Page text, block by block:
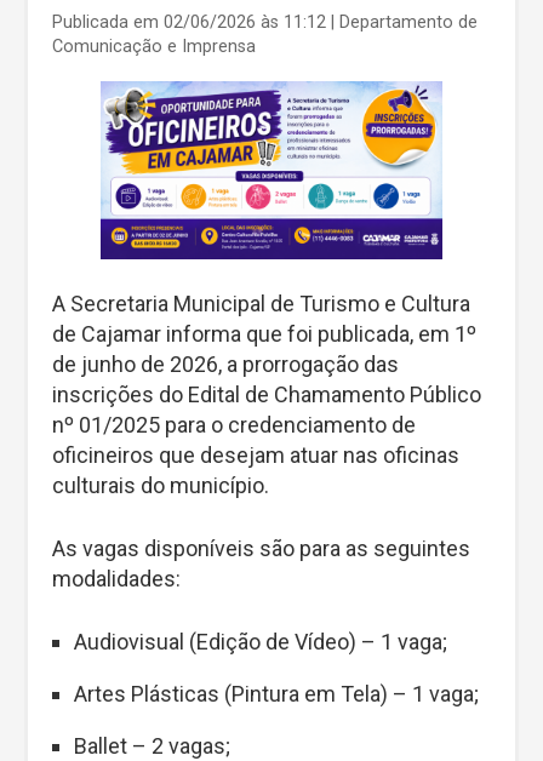
Publicada em 02/06/2026 às 11:12
| Departamento de
Comunicação e Imprensa
A Secretaria Municipal de Turismo e Cultura
de Cajamar informa que foi publicada, em 1º
de junho de 2026, a prorrogação das
inscrições do Edital de Chamamento Público
nº 01/2025 para o credenciamento de
oficineiros que desejam atuar nas oficinas
culturais do município.
As vagas disponíveis são para as seguintes
modalidades:
Audiovisual (Edição de Vídeo) – 1 vaga;
Artes Plásticas (Pintura em Tela) – 1 vaga;
Ballet – 2 vagas;